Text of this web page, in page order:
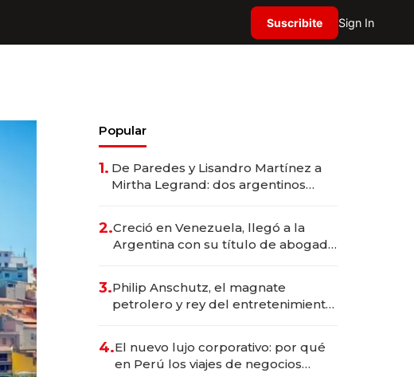
Suscribite Sign In
Popular
1. De Paredes y Lisandro Martínez a
Mirtha Legrand: dos argentinos
2.Creció en Venezuela, llegó a la
Argentina con su título de abogado
marcas "fast premium"
3.Philip Anschutz, el magnate
petrolero y rey del entretenimiento
4.El nuevo lujo corporativo: por qué
en Perú los viajes de negocios